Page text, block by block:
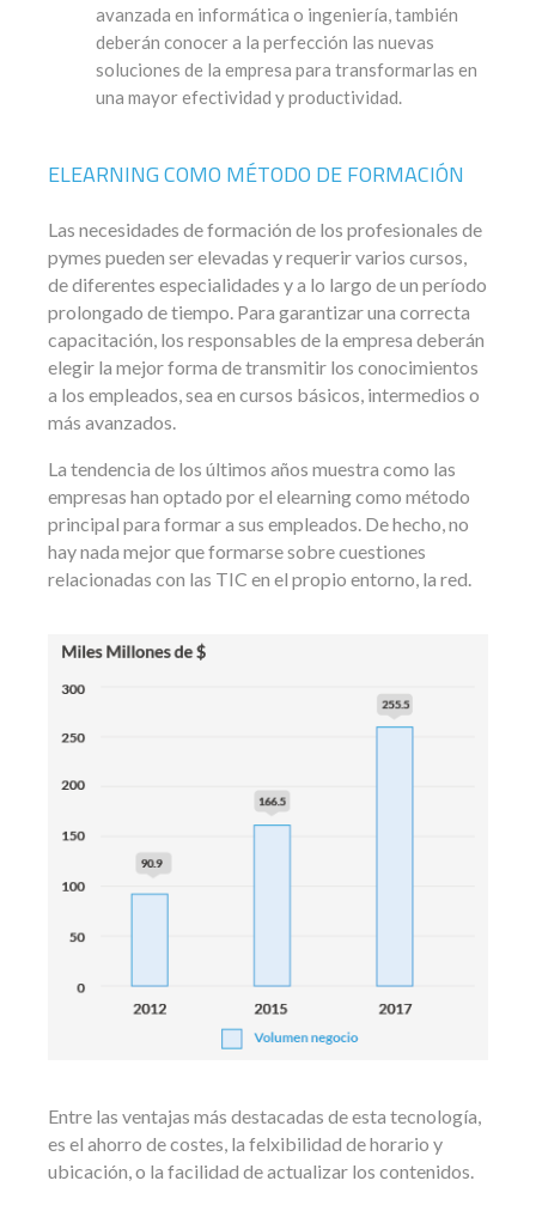
avanzada en informática o ingeniería, también
deberán conocer a la perfección las nuevas
soluciones de la empresa para transformarlas en
una mayor efectividad y productividad.
ELEARNING COMO MÉTODO DE FORMACIÓN
Las necesidades de formación de los profesionales de
pymes pueden ser elevadas y requerir varios cursos,
de diferentes especialidades y a lo largo de un período
prolongado de tiempo. Para garantizar una correcta
capacitación, los responsables de la empresa deberán
elegir la mejor forma de transmitir los conocimientos
a los empleados, sea en cursos básicos, intermedios o
más avanzados.
La tendencia de los últimos años muestra como las
empresas han optado por el elearning como método
principal para formar a sus empleados. De hecho, no
hay nada mejor que formarse sobre cuestiones
relacionadas con las TIC en el propio entorno, la red.
Entre las ventajas más destacadas de esta tecnología,
es el ahorro de costes, la felxibilidad de horario y
ubicación, o la facilidad de actualizar los contenidos.